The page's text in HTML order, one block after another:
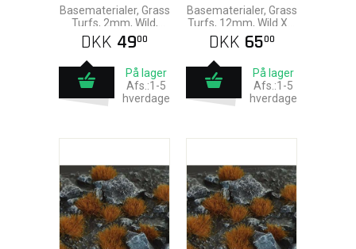
Basematerialer, Grass
Turfs, 2mm, Wild,
Gamers Grass
DKK 4900
På lager
Afs.:1-5
hverdage
Basematerialer, Grass
Turfs, 12mm, Wild XL,
Gamers Grass
DKK 6500
På lager
Afs.:1-5
hverdage